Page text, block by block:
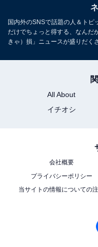
国内外のSNSで話題の人＆トピ
だけでちょっと得する、なんだ
きゃ）損」ニュースが盛りだく
All About
イチオシ
会社概要
プライバシーポリシー
当サイトの情報についての